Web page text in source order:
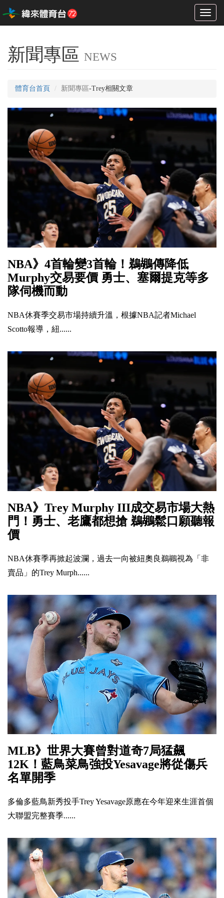
Toggle
新聞專區 NEWS
體育台首頁 新聞專區-Trey相關文章
NBA》4首輪變3首輪！鵜鶘傳降低
Murphy交易要價 勇士、塞爾提克等多
隊伺機而動
NBA休賽季交易市場持續升溫，根據NBA記者Michael
Scotto報導，紐......
NBA》Trey Murphy III成交易市場大熱
門！勇士、老鷹都想搶 鵜鶘鬆口願聽報
價
NBA休賽季再掀起波瀾，過去一向被紐奧良鵜鶘視為「非
賣品」的Trey Murph......
MLB》世界大賽曾對道奇7局猛飆
12K！藍鳥菜鳥強投Yesavage將從傷兵
名單開季
多倫多藍鳥新秀投手Trey Yesavage原應在今年迎來生涯首個
大聯盟完整賽季......